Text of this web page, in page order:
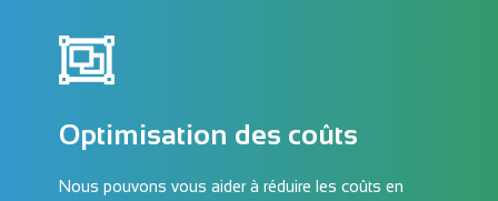
Optimisation des coûts
Nous pouvons vous aider à réduire les coûts en